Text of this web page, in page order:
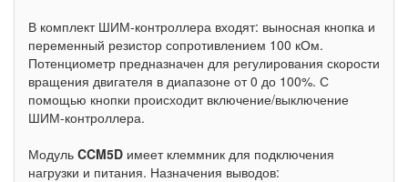
В комплект ШИМ-контроллера входят: выносная кнопка и
переменный резистор сопротивлением 100 кОм.
Потенциометр предназначен для регулирования скорости
вращения двигателя в диапазоне от 0 до 100%. С
помощью кнопки происходит включение/выключение
ШИМ-контроллера.
Модуль CCM5D имеет клеммник для подключения
нагрузки и питания. Назначения выводов: